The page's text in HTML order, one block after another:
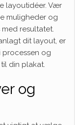
layoutidéer. Vær
muligheder og
resultatet.
dit layout, er
processen og
din plakat.
og